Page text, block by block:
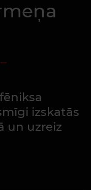
izskatās
un uzreiz